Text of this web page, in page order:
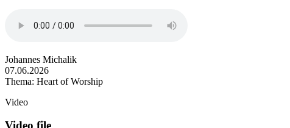
Johannes Michalik
07.06.2026
Thema: Heart of Worship
Video
Video file